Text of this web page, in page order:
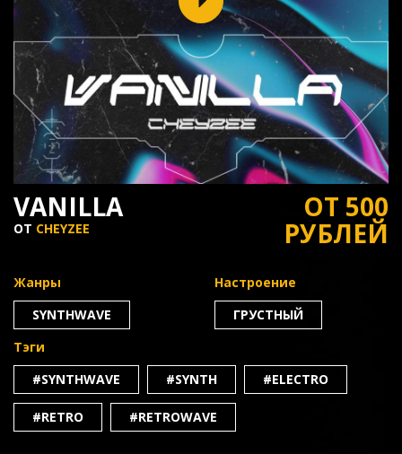
VANILLA
ОТ CHEYZEE
ОТ 500
РУБЛЕЙ
Жанры
SYNTHWAVE
Настроение
ГРУСТНЫЙ
Тэги
#SYNTHWAVE
#SYNTH #ELECTRO
#RETRO #RETROWAVE